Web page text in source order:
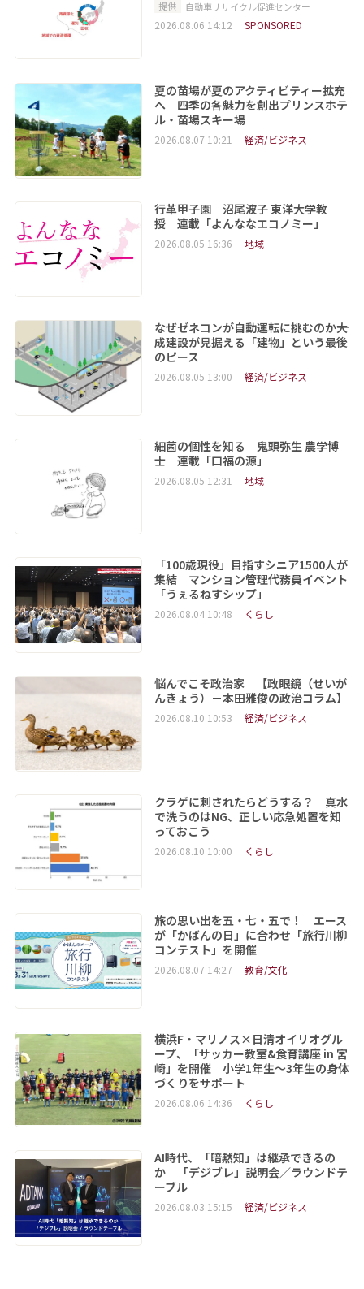
提供 自動車リサイクル促進センター
2026.08.06 14:12 SPONSORED
夏の苗場が夏のアクティビティー拡充
へ 四季の各魅力を創出プリンスホテ
ル・苗場スキー場
2026.08.07 10:21 経済/ビジネス
行革甲子園 沼尾波子 東洋大学教
授 連載「よんななエコノミー」
2026.08.05 16:36 地域
なぜゼネコンが自動運転に挑むのか――大
成建設が見据える「建物」という最後
のピース
2026.08.05 13:00 経済/ビジネス
細菌の個性を知る 鬼頭弥生 農学博
士 連載「口福の源」
2026.08.05 12:31 地域
「100歳現役」目指すシニア1500人が
集結 マンション管理代務員イベント
「うぇるねすシップ」
2026.08.04 10:48 くらし
悩んでこそ政治家 【政眼鏡（せいが
んきょう）－本田雅俊の政治コラム】
2026.08.10 10:53 経済/ビジネス
クラゲに刺されたらどうする？ 真水
で洗うのはNG、正しい応急処置を知
っておこう
2026.08.10 10:00 くらし
旅の思い出を五・七・五で！ エース
が「かばんの日」に合わせ「旅行川柳
コンテスト」を開催
2026.08.07 14:27 教育/文化
横浜F・マリノス×日清オイリオグル
ープ、「サッカー教室&食育講座 in 宮
崎」を開催 小学1年生～3年生の身体
づくりをサポート
2026.08.06 14:36 くらし
AI時代、「暗黙知」は継承できるの
か 「デジブレ」説明会／ラウンドテ
ーブル
2026.08.03 15:15 経済/ビジネス